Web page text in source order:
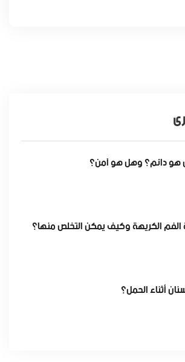
هو دائم؟ وهل هو آمن؟
الفم الكريهة وكيف يمكن التخلص منها؟
أثناء الحمل؟